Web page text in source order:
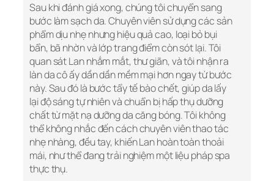
Sau khi đánh giá xong, chúng tôi chuyển sang
bước làm sạch da. Chuyên viên sử dụng các sản
phẩm dịu nhẹ nhưng hiệu quả cao, loại bỏ bụi
bẩn, bã nhờn và lớp trang điểm còn sót lại. Tôi
quan sát Lan nhắm mắt, thư giãn, và tôi nhận ra
làn da cô ấy dần dần mềm mại hơn ngay từ bước
này. Sau đó là bước tẩy tế bào chết, giúp da lấy
lại độ sáng tự nhiên và chuẩn bị hấp thụ dưỡng
chất từ mặt nạ dưỡng da căng bóng. Tôi không
thể không nhắc đến cách chuyên viên thao tác
nhẹ nhàng, đều tay, khiến Lan hoàn toàn thoải
mái, như thể đang trải nghiệm một liệu pháp spa
thực thụ.